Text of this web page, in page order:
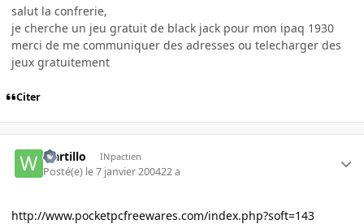
salut la confrerie,
je cherche un jeu gratuit de black jack pour mon ipaq 1930
merci de me communiquer des adresses ou telecharger des
jeux gratuitement
Citer
wartillo INpactien
Posté(e) le 7 janvier 200422 a
http://www.pocketpcfreewares.com/index.php?soft=143